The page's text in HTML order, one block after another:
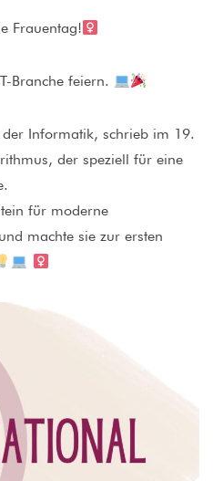
Frauentag!
Branche feiern.
Informatik, schrieb im 19.
der speziell für eine
für moderne
machte sie zur ersten